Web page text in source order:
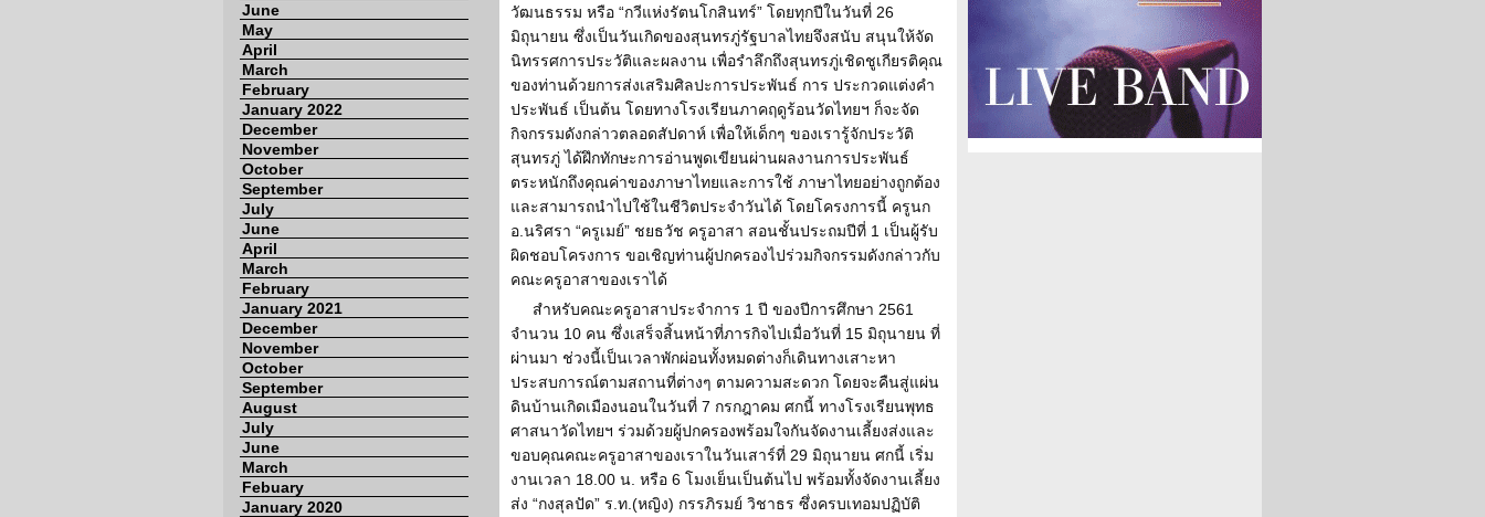
June
May
April
March
February
January 2022
December
November
October
September
July
June
April
March
February
January 2021
December
November
October
September
August
July
June
March
Febuary
January 2020
วัฒนธรรม หรือ “กวีแห่งรัตนโกสินทร์” โดยทุกปีในวันที่ 26
มิถุนายน ซึ่งเป็นวันเกิดของสุนทรภู่รัฐบาลไทยจึงสนับ สนุนให้จัด
นิทรรศการประวัติและผลงาน เพื่อรำลึกถึงสุนทรภู่เชิดชูเกียรติคุณ
ของท่านด้วยการส่งเสริมศิลปะการประพันธ์ การ ประกวดแต่งคำ
ประพันธ์ เป็นต้น โดยทางโรงเรียนภาคฤดูร้อนวัดไทยฯ ก็จะจัด
กิจกรรมดังกล่าวตลอดสัปดาห์ เพื่อให้เด็กๆ ของเรารู้จักประวัติ
สุนทรภู่ ได้ฝึกทักษะการอ่านพูดเขียนผ่านผลงานการประพันธ์
ตระหนักถึงคุณค่าของภาษาไทยและการใช้ ภาษาไทยอย่างถูกต้อง
และสามารถนำไปใช้ในชีวิตประจำวันได้ โดยโครงการนี้ ครูนก
อ.นริศรา “ครูเมย์” ชยธวัช ครูอาสา สอนชั้นประถมปีที่ 1 เป็นผู้รับ
ผิดชอบโครงการ ขอเชิญท่านผู้ปกครองไปร่วมกิจกรรมดังกล่าวกับ
คณะครูอาสาของเราได้
สำหรับคณะครูอาสาประจำการ 1 ปี ของปีการศึกษา 2561
จำนวน 10 คน ซึ่งเสร็จสิ้นหน้าที่ภารกิจไปเมื่อวันที่ 15 มิถุนายน ที่
ผ่านมา ช่วงนี้เป็นเวลาพักผ่อนทั้งหมดต่างก็เดินทางเสาะหา
ประสบการณ์ตามสถานที่ต่างๆ ตามความสะดวก โดยจะคืนสู่แผ่น
ดินบ้านเกิดเมืองนอนในวันที่ 7 กรกฎาคม ศกนี้ ทางโรงเรียนพุทธ
ศาสนาวัดไทยฯ ร่วมด้วยผู้ปกครองพร้อมใจกันจัดงานเลี้ยงส่งและ
ขอบคุณคณะครูอาสาของเราในวันเสาร์ที่ 29 มิถุนายน ศกนี้ เริ่ม
งานเวลา 18.00 น. หรือ 6 โมงเย็นเป็นต้นไป พร้อมทั้งจัดงานเลี้ยง
ส่ง “กงสุลปัด” ร.ท.(หญิง) กรรภิรมย์ วิชาธร ซึ่งครบเทอมปฏิบัติ